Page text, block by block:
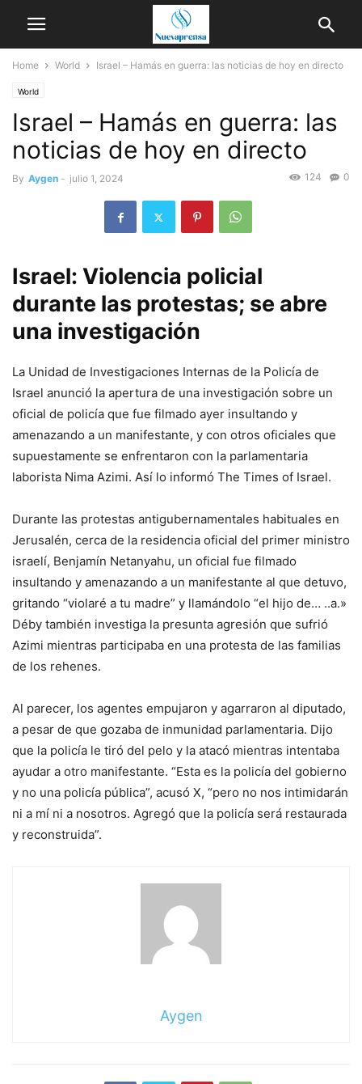
Home World Israel – Hamás en guerra: las noticias de hoy en directo
World
Israel – Hamás en guerra: las
noticias de hoy en directo
By Aygen - julio 1, 2024 0
124
Israel: Violencia policial
durante las protestas; se abre
una investigación
La Unidad de Investigaciones Internas de la Policía de
Israel anunció la apertura de una investigación sobre un
oficial de policía que fue filmado ayer insultando y
amenazando a un manifestante, y con otros oficiales que
supuestamente se enfrentaron con la parlamentaria
laborista Nima Azimi. Así lo informó The Times of Israel.
Durante las protestas antigubernamentales habituales en
Jerusalén, cerca de la residencia oficial del primer ministro
israelí, Benjamín Netanyahu, un oficial fue filmado
insultando y amenazando a un manifestante al que detuvo,
gritando “violaré a tu madre” y llamándolo “el hijo de… ..a.»
Déby también investiga la presunta agresión que sufrió
Azimi mientras participaba en una protesta de las familias
de los rehenes.
Al parecer, los agentes empujaron y agarraron al diputado,
a pesar de que gozaba de inmunidad parlamentaria. Dijo
que la policía le tiró del pelo y la atacó mientras intentaba
ayudar a otro manifestante. “Esta es la policía del gobierno
y no una policía pública”, acusó X, “pero no nos intimidarán
ni a mí ni a nosotros. Agregó que la policía será restaurada
y reconstruida”.
Aygen